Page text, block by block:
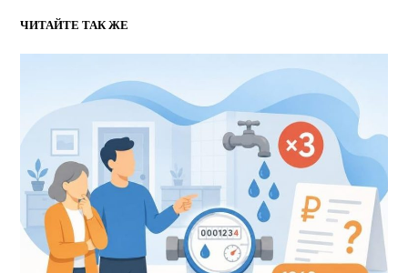
ЧИТАЙТЕ ТАК ЖЕ